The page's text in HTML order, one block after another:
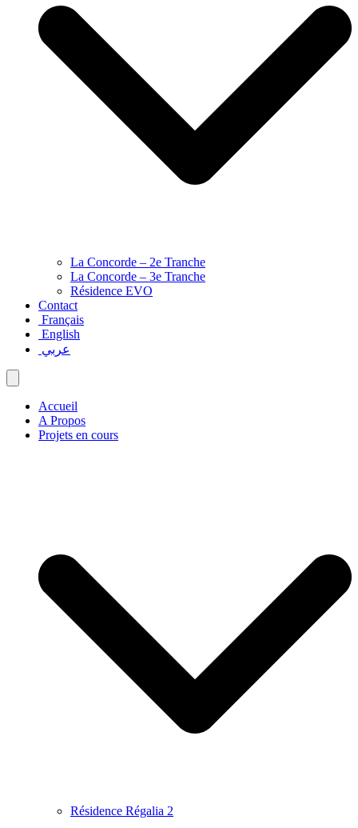
La Concorde – 2e Tranche
La Concorde – 3e Tranche
Résidence EVO
Contact
Français
English
عربي
Accueil
A Propos
Projets en cours
Résidence Régalia 2